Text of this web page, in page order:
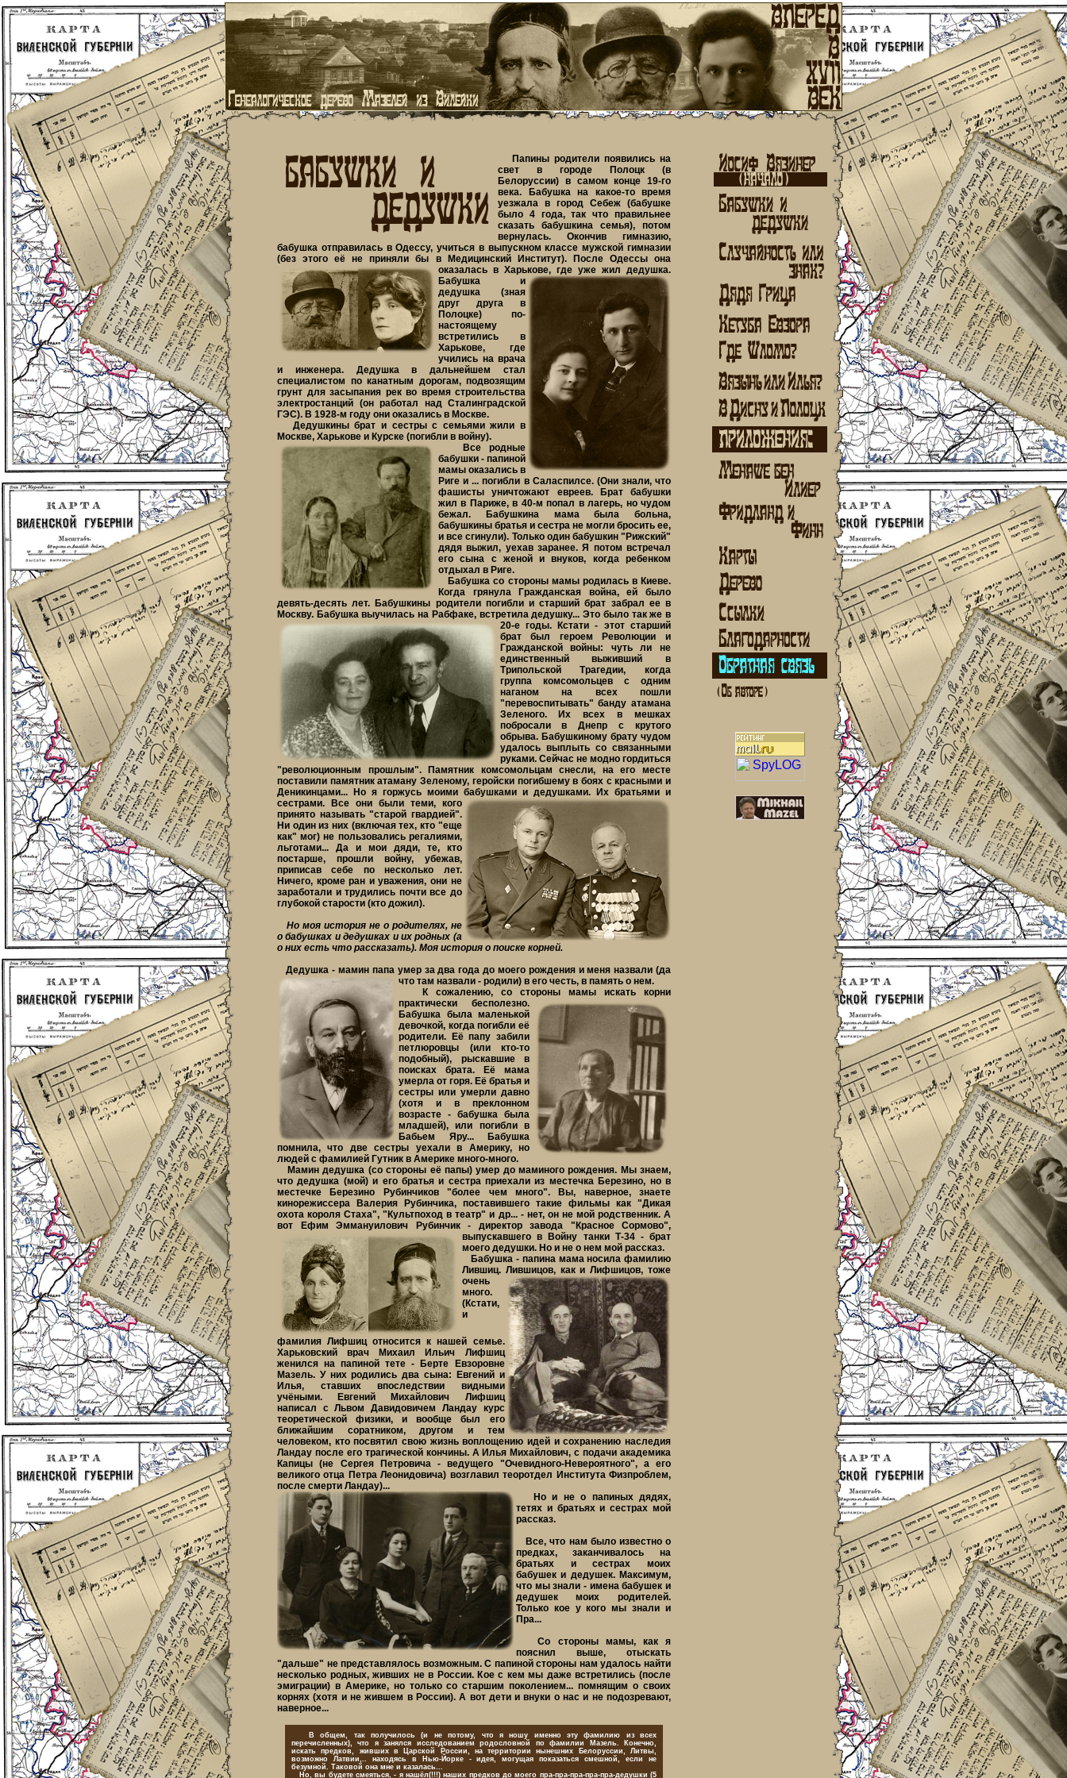
Папины родители появились на
свет в городе Полоцк (в
Белоруссии) в самом конце 19-го
века. Бабушка на какое-то время
уезжала в город Себеж (бабушке
было 4 года, так что правильнее
сказать бабушкина семья), потом
вернулась. Окончив гимназию,
бабушка отправилась в Одессу, учиться в выпускном классе мужской гимназии
(без этого её не приняли бы в Медицинский Институт).
После Одессы она
оказалась в Харькове, где уже жил дедушка.
Бабушка и
дедушка (зная
друг друга в
Полоцке) по-
настоящему
встретились в
Харькове, где
учились на врача
и инженера. Дедушка в дальнейшем стал
специалистом по канатным дорогам, подвозящим
грунт для засыпания рек во время строительства
электростанций (он работал над Сталинградской
ГЭС). В 1928-м году они оказались в Москве.
Дедушкины брат и сестры с семьями жили в
Москве, Харькове и Курске (погибли в войну).
Все родные
бабушки - папиной
мамы оказались в
Риге и ... погибли в Саласпилсе. (Они знали, что
фашисты уничтожают евреев. Брат бабушки
жил в Париже, в 40-м попал в лагерь, но чудом
бежал. Бабушкина мама была больна,
бабушкины братья и сестра не могли бросить ее,
и все сгинули). Только один бабушкин "Рижский"
дядя выжил, уехав заранее. Я потом встречал
его сына с женой и внуков, когда ребенком
отдыхал в Риге.
Бабушка со стороны мамы родилась в Киеве.
Когда грянула Гражданская война, ей было
девять-десять лет. Бабушкины родители погибли и старший брат забрал ее в
Москву. Бабушка выучилась на Рабфаке, встретила дедушку...Это было так же в
20-е годы. Кстати - этот старший
брат был героем Революции и
Гражданской войны: чуть ли не
единственный выживший в
Трипольской Трагедии, когда
группа комсомольцев с одним
наганом на всех пошли
"перевоспитывать" банду атамана
Зеленого. Их всех в мешках
побросали в Днепр с крутого
обрыва. Бабушкиному брату чудом
удалось выплыть со связанными
руками. Сейчас не модно гордиться
"революционным прошлым". Памятник комсомольцам снесли, на его месте
поставили памятник атаману Зеленому, геройски погибшему в боях с красными и
Деникинцами... Но я горжусь моими бабушками и дедушками. Их братьями и
сестрами.
Все они были теми, кого
принято называть "старой гвардией".
Ни один из них (включая тех, кто "еще
как" мог) не пользовались регалиями,
льготами... Да и мои дяди, те, кто
постарше, прошли войну, убежав,
приписав себе по несколько лет.
Ничего, кроме ран и уважения, они не
заработали и трудились почти все до
глубокой старости (кто дожил).
Но моя история не о родителях, не
о бабушках и дедушках и их родных (а
о них есть что рассказать). Моя история о поиске корней.
Дедушка - мамин папа умер за два года до моего рождения и меня назвали (да
что там назвали - родили) в его честь, в память о нем.
К сожалению, со стороны мамы искать корни
практически бесполезно.
Бабушка была маленькой
девочкой, когда погибли её
родители. Её папу забили
петлюровцы (или кто-то
подобный), рыскавшие в
поисках брата. Её мама
умерла от горя. Её братья и
сестры или умерли давно
(хотя и в преклонном
возрасте - бабушка была
младшей), или погибли в
Бабьем Яру... Бабушка
помнила, что две сестры уехали в Америку, но
людей с фамилией Гутник в Америке много-много.
Мамин дедушка (со стороны её папы) умер до маминого рождения. Мы знаем,
что дедушка (мой) и его братья и сестра приехали из местечка Березино, но в
местечке Березино Рубинчиков "более чем много". Вы, наверное, знаете
кинорежиссера Валерия Рубинчика, поставившего такие фильмы как "Дикая
охота короля Стаха", "Культпоход в театр" и др... - нет, он не мой родственник. А
вот Ефим Эммануилович Рубинчик - директор завода "Красное Сормово",
выпускавшего в Войну танки Т-34 - брат
моего дедушки. Но и не о нем мой рассказ.
Бабушка - папина мама носила фамилию
Лившиц. Лившицов, как и Лифшицов, тоже
очень
много.
(Кстати,
и
фамилия Лифшиц относится к нашей семье.
Харьковский врач Михаил Ильич Лифшиц
женился на папиной тете - Берте Евзоровне
Мазель. У них родились два сына: Евгений и
Илья, ставших впоследствии видными
учёными. Евгений Михайлович Лифшиц
написал с Львом Давидовичем Ландау курс
теоретической физики, и вообще был его
ближайшим соратником, другом и тем
человеком, кто посвятил свою жизнь воплощению идей и сохранению наследия
Ландау после его трагической кончины. А Илья Михайлович, с подачи академика
Капицы (не Сергея Петровича - ведущего "Очевидного-Невероятного", а его
великого отца Петра Леонидовича) возглавил теоротдел Института Физпроблем,
после смерти Ландау)...
Но и не о папиных дядях,
тетях и братьях и сестрах мой
рассказ.
Все, что нам было известно о
предках, заканчивалось на
братьях и сестрах моих
бабушек и дедушек. Максимум,
что мы знали - имена бабушек и
дедушек моих родителей.
Только кое у кого мы знали и
Пра...
Со стороны мамы, как я
пояснил выше, отыскать
"дальше" не представлялось возможным. С папиной стороны нам удалось найти
несколько родных, живших не в России. Кое с кем мы даже встретились (после
эмиграции) в Америке, но только со старшим поколением... помнящим о своих
корнях (хотя и не жившем в России). А вот дети и внуки о нас и не подозревают,
наверное...
В общем, так получилось (и не потому, что я ношу именно эту фамилию из всех
перечисленных), что я занялся исследованием родословной по фамилии Мазель. Конечно,
искать предков, живших в Царской России, на территории нынешних Белоруссии, Литвы,
возможно Латвии,.. находясь в Нью-Йорке - идея, могущая показаться смешной, если не
безумной. Таковой она мне и казалась...
Но, вы будете смеяться, - я нашёл(!!!) наших предков до моего пра-пра-пра-пра-пра-дедушки (5